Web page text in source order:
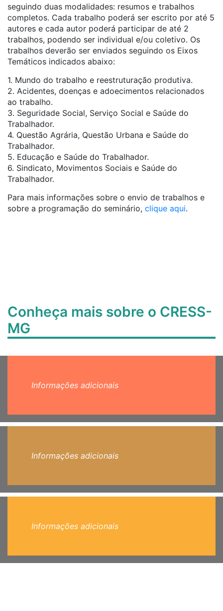
seguindo duas modalidades: resumos e trabalhos
completos. Cada trabalho poderá ser escrito por até 5
autores e cada autor poderá participar de até 2
trabalhos, podendo ser individual e/ou coletivo. Os
trabalhos deverão ser enviados seguindo os Eixos
Temáticos indicados abaixo:
1. Mundo do trabalho e reestruturação produtiva.
2. Acidentes, doenças e adoecimentos relacionados
ao trabalho.
3. Seguridade Social, Serviço Social e Saúde do
Trabalhador.
4. Questão Agrária, Questão Urbana e Saúde do
Trabalhador.
5. Educação e Saúde do Trabalhador.
6. Sindicato, Movimentos Sociais e Saúde do
Trabalhador.
Para mais informações sobre o envio de trabalhos e
sobre a programação do seminário, clique aqui.
Conheça mais sobre o CRESS-
MG
Informações adicionais
Informações adicionais
Informações adicionais